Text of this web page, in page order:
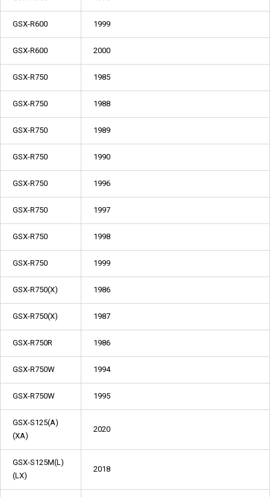
GSX-R600 1999
GSX-R600 2000
GSX-R750 1985
GSX-R750 1988
GSX-R750 1989
GSX-R750 1990
GSX-R750 1996
GSX-R750 1997
GSX-R750 1998
GSX-R750 1999
GSX-R750(X) 1986
GSX-R750(X) 1987
GSX-R750R 1986
GSX-R750W 1994
GSX-R750W 1995
GSX-S125(A)
(XA)
2020
GSX-S125M(L)
(LX)
2018